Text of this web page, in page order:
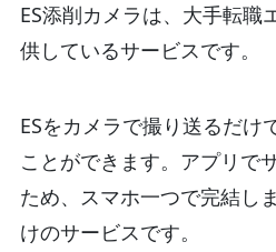
ES添削カメラは、大手転職
供しているサービスです。
ESをカメラで撮り送るだけ
ことができます。アプリで
ため、スマホ一つで完結し
けのサービスです。